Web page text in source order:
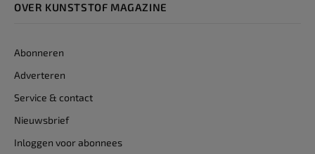
OVER KUNSTSTOF MAGAZINE
Abonneren
Adverteren
Service & contact
Nieuwsbrief
Inloggen voor abonnees